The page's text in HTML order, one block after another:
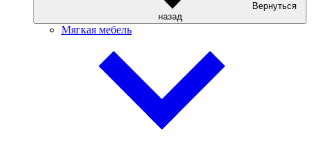
Вернуться
назад
Мягкая мебель